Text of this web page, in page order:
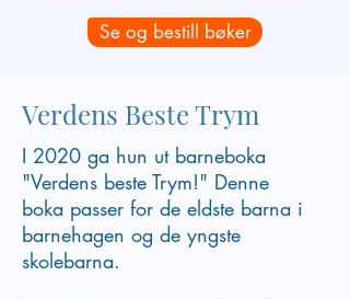
Se og bestill bøker
Verdens Beste Trym
I 2020 ga hun ut barneboka
"Verdens beste Trym!" Denne
boka passer for de eldste barna i
barnehagen og de yngste
skolebarna.